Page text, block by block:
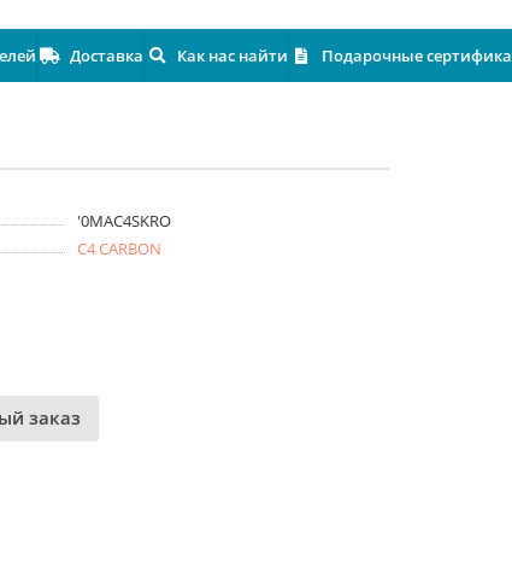
Доставка Как нас найти Подарочные
'0MAC4SKRO
C4 CARBON
заказ